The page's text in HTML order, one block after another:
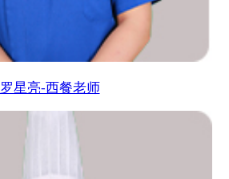
罗星亮-西餐老师